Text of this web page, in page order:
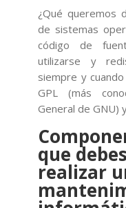
¿Qué queremos
de sistemas
código de
utilizarse y
siempre y
GPL (más
General de GNU)
que
realizar